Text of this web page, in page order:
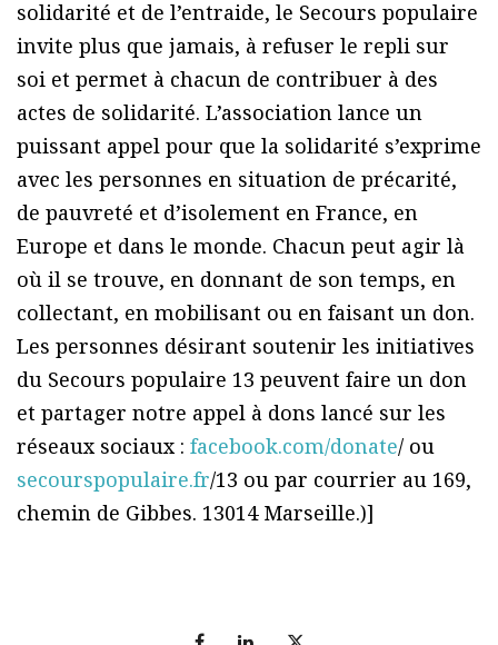
solidarité et de l’entraide, le Secours populaire
invite plus que jamais, à refuser le repli sur
soi et permet à chacun de contribuer à des
actes de solidarité. L’association lance un
puissant appel pour que la solidarité s’exprime
avec les personnes en situation de précarité,
de pauvreté et d’isolement en France, en
Europe et dans le monde. Chacun peut agir là
où il se trouve, en donnant de son temps, en
collectant, en mobilisant ou en faisant un don.
Les personnes désirant soutenir les initiatives
du Secours populaire 13 peuvent faire un don
et partager notre appel à dons lancé sur les
réseaux sociaux : facebook.com/donate/ ou
secourspopulaire.fr/13 ou par courrier au 169,
chemin de Gibbes. 13014 Marseille.)]